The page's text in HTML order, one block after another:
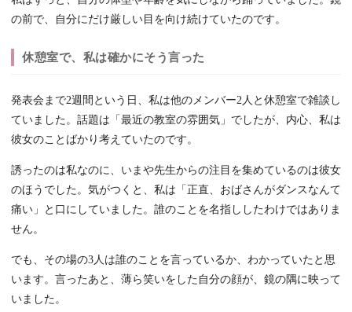
の前で、自分にだけ厳しい目を向け続けていたのです。
休憩室で、私は確かにそう言った
発表会まで2週間という日、私は他のメンバー2人と休憩室で雑談し
ていました。話題は「最近の教室の雰囲気」でしたが、内心、私は
彼女のことばかり考えていたのです。
誘ったのは私なのに、いまや先生からの注目を集めているのは彼女
のほうでした。気がつくと、私は「正直、おばさんがダンスなんて
痛い」と口にしていました。誰のことを名指ししたわけではありま
せん。
でも、その場の3人は誰のことを言っているか、わかっていたと思
います。言ったあと、薄ら笑いをした自分の顔が、鏡の隅に映って
いました。